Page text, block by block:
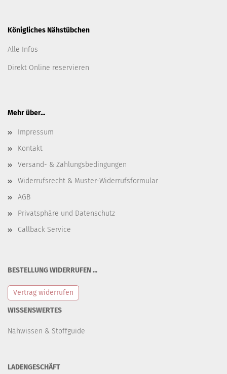
Königliches Nähstübchen
Alle Infos
Direkt Online reservieren
Mehr über...
Impressum
Kontakt
Versand- & Zahlungsbedingungen
Widerrufsrecht & Muster-Widerrufsformular
AGB
Privatsphäre und Datenschutz
Callback Service
BESTELLUNG WIDERRUFEN ...
Vertrag widerrufen
WISSENSWERTES
Nähwissen & Stoffguide
LADENGESCHÄFT